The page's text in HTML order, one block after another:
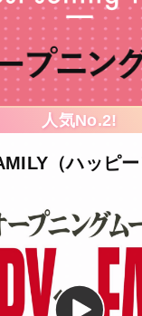
お声
リー）